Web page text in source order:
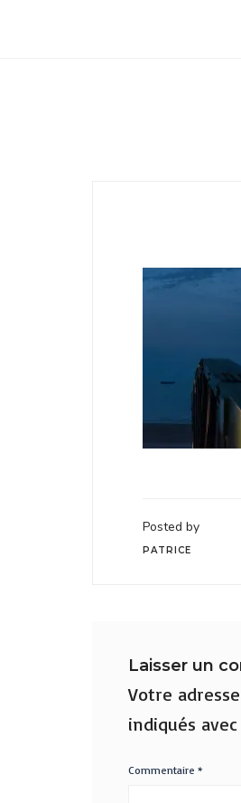
Posted by
PATRICE
Laisser un
Votre
indiqués avec
Commentaire *